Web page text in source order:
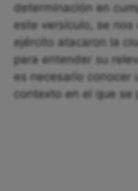
determinación en
este versículo, se nos
ejército atacaron la
para entender su
es necesario conocer
contexto en el que se